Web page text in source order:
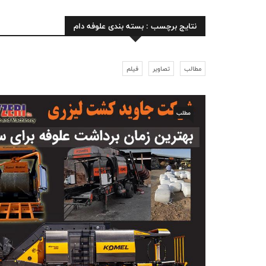
نتایج برچسب : بسته بندی علوفه دام
مطالب تصاویر فیلم
مطلب